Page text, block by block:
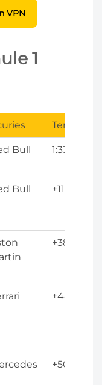
VPN
1
Temps
Bull 1:33:56.736
Bull +11.987s
+38.637s
+48.052s
+50.977s